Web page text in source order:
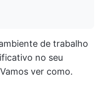
de trabalho
no seu
ver como.